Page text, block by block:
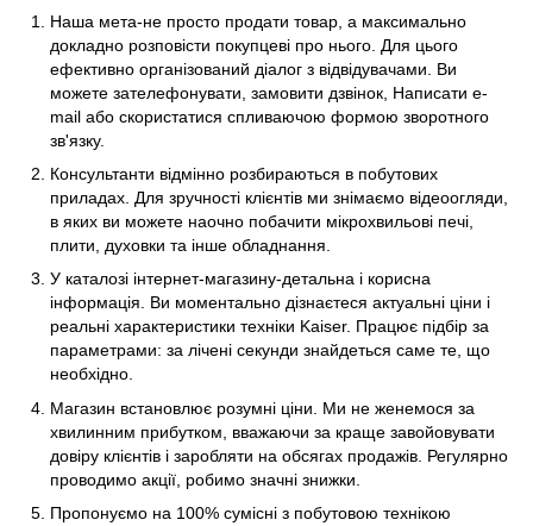
Наша мета-не просто продати товар, а максимально
докладно розповісти покупцеві про нього. Для цього
ефективно організований діалог з відвідувачами. Ви
можете зателефонувати, замовити дзвінок, Написати e-
mail або скористатися спливаючою формою зворотного
зв'язку.
Консультанти відмінно розбираються в побутових
приладах. Для зручності клієнтів ми знімаємо відеоогляди,
в яких ви можете наочно побачити мікрохвильові печі,
плити, духовки та інше обладнання.
У каталозі інтернет-магазину-детальна і корисна
інформація. Ви моментально дізнаєтеся актуальні ціни і
реальні характеристики техніки Kaiser. Працює підбір за
параметрами: за лічені секунди знайдеться саме те, що
необхідно.
Магазин встановлює розумні ціни. Ми не женемося за
хвилинним прибутком, вважаючи за краще завойовувати
довіру клієнтів і заробляти на обсягах продажів. Регулярно
проводимо акції, робимо значні знижки.
Пропонуємо на 100% сумісні з побутовою технікою